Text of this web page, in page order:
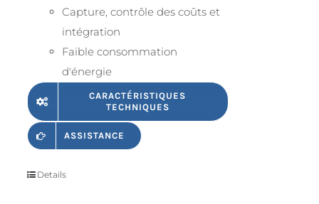
Capture, contrôle des coûts et
intégration
Faible consommation
d'énergie
CARACTÉRISTIQUES
TECHNIQUES
ASSISTANCE
Details